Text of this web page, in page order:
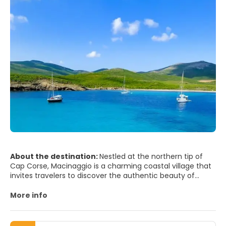
About the destination:Nestled at the northern tip of
Cap Corse, Macinaggio is a charming coastal village that
invites travelers to discover the authentic beauty of
lively marina, where colorful fishing boats and elegant
along the waterfront promenade, visitors can enjoy a
selection of cozy cafés and seafood restaurants, perfect
More info